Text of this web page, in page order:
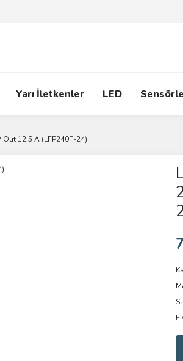
Yarı İletkenler LED
Out 12.5 A (LFP240F-24)